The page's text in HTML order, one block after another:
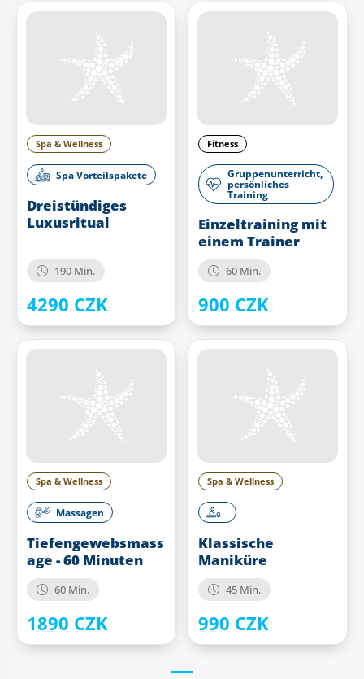
Spa & Wellness
Spa Vorteilspakete
Dreistündiges
Luxusritual
190 Min.
4290 CZK
Fitness
Gruppenunterricht,
persönliches
Training
Einzeltraining mit
einem Trainer
60 Min.
900 CZK
Spa & Wellness
Massagen
Tiefengewebsmass
age - 60 Minuten
60 Min.
1890 CZK
Spa & Wellness
Klassische
Maniküre
45 Min.
990 CZK